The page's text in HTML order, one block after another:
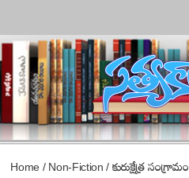
Home / Non-Fiction / కురుక్షేత్ర సంగ్రామం